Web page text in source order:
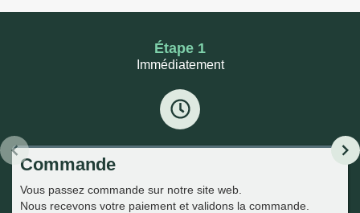
Étape 1
Immédiatement
Commande
Vous passez commande sur notre site web.
Nous recevons votre paiement et validons la commande.